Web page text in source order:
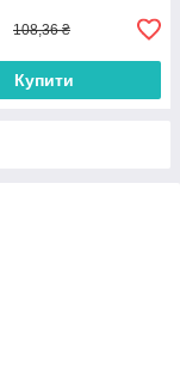
108,36 ₴
Купити